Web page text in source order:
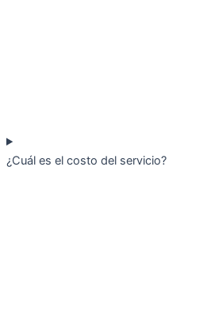
¿Cuál es el costo del servicio?